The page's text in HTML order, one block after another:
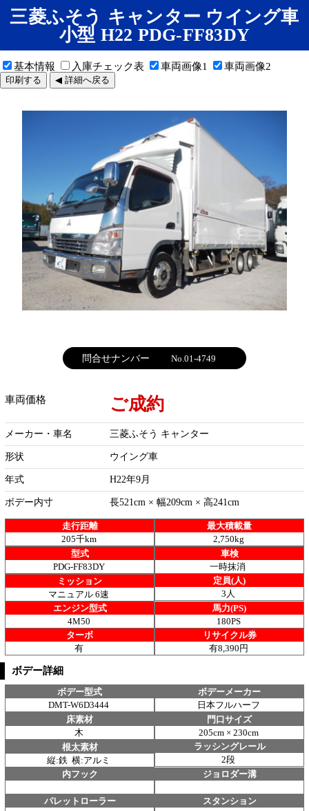
三菱ふそう キャンター ウイング車
小型 H22 PDG-FF83DY
基本情報 入庫チェック表 車両画像1 車両画像2
印刷する ◀ 詳細へ戻る
問合せナンバー No.01-4749
車両価格 ご成約
メーカー・車名 三菱ふそう キャンター
形状 ウイング車
年式 H22年9月
ボデー内寸 長521cm × 幅209cm × 高241cm
走行距離
205千km
最大積載量
2,750kg
型式
PDG-FF83DY
車検
一時抹消
ミッション
マニュアル 6速
定員(人)
3人
エンジン型式
4M50
馬力(PS)
180PS
ターボ
有
リサイクル券
有8,390円
ボデー詳細
ボデー型式
DMT-W6D3444
ボデーメーカー
日本フルハーフ
床素材
木
門口サイズ
205cm × 230cm
根太素材
縦:鉄 横:アルミ
ラッシングレール
2段
内フック
ジョロダー溝
パレットローラー スタンション